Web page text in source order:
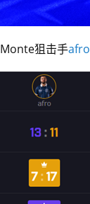
狙击手afro